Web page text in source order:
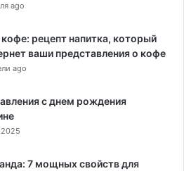
ago
рецепт напитка, который
ваши представления о кофе
ago
с днем рождения
7 мощных свойств для